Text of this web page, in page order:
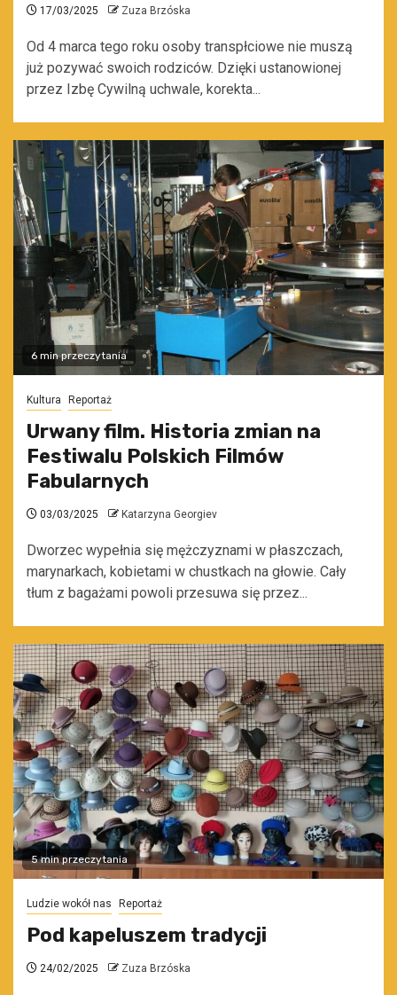
17/03/2025 Zuza Brzóska
Od 4 marca tego roku osoby transpłciowe nie muszą
już pozywać swoich rodziców. Dzięki ustanowionej
przez Izbę Cywilną uchwale, korekta...
6 min przeczytania
Kultura Reportaż
Urwany film. Historia zmian na
Festiwalu Polskich Filmów
Fabularnych
03/03/2025 Katarzyna Georgiev
Dworzec wypełnia się mężczyznami w płaszczach,
marynarkach, kobietami w chustkach na głowie. Cały
tłum z bagażami powoli przesuwa się przez...
5 min przeczytania
Ludzie wokół nas Reportaż
Pod kapeluszem tradycji
24/02/2025 Zuza Brzóska